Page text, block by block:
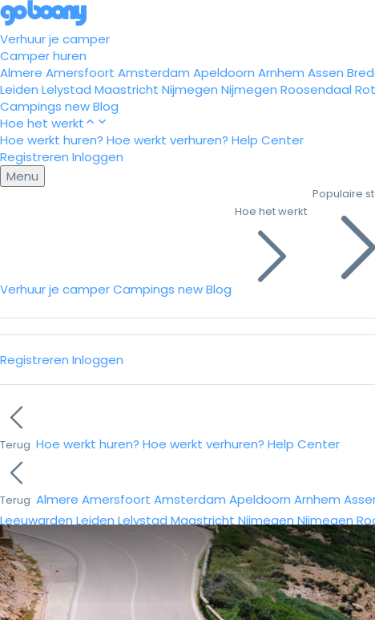
Verhuur je camper
Camper huren
Almere Amersfoort Amsterdam Apeldoorn Arnhem Assen
Leiden Lelystad Maastricht Nijmegen Nijmegen Roosendaal
Campings newBlog
Hoe het werkt
Hoe werkt huren? Hoe werkt verhuren? Help Center
Registreren Inloggen
Menu
Verhuur je camperCampings newBlog
Hoe het werkt
Populaire
Registreren Inloggen
Terug Hoe werkt huren? Hoe werkt verhuren? Help Center
Terug Almere Amersfoort Amsterdam Apeldoorn Arnhem
Leeuwarden Leiden Lelystad Maastricht Nijmegen Nijmegen